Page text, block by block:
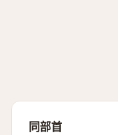
同部首